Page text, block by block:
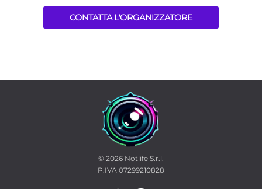
CONTATTA L'ORGANIZZATORE
© 2026 Notlife S.r.l.
P.IVA 07299210828